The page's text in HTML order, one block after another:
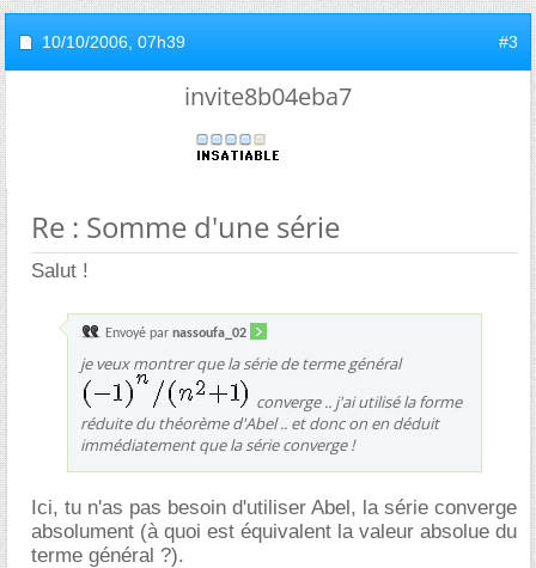
10/10/2006, 07h39 #3
invite8b04eba7
Re : Somme d'une série
Salut !
Envoyé par nassoufa_02
je veux montrer que la série de terme général
converge .. j'ai utilisé la forme
réduite du théorème d'Abel .. et donc on en déduit
immédiatement que la série converge !
Ici, tu n'as pas besoin d'utiliser Abel, la série converge
absolument (à quoi est équivalent la valeur absolue du
terme général ?).